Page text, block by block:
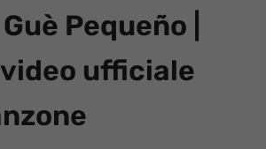
Pequeño |
ufficiale